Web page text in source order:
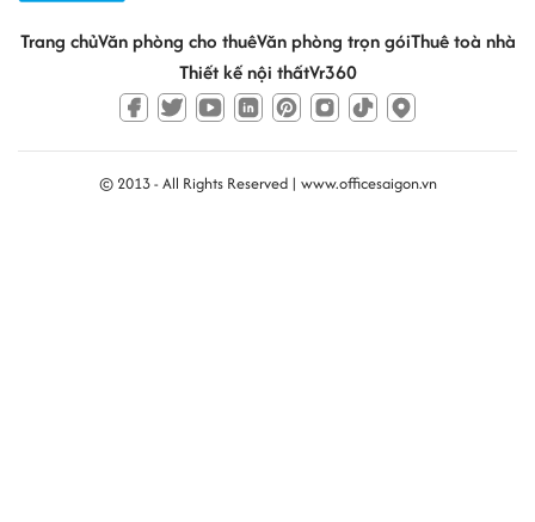
Trang chủVăn phòng cho thuêVăn phòng trọn góiThuê toà nhà
Thiết kế nội thấtVr360
© 2013 - All Rights Reserved | www.officesaigon.vn